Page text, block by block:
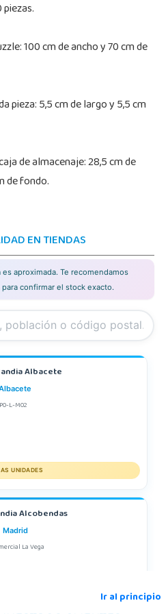
100 cm de ancho y 70 cm de
pieza: 5,5 cm de largo y 5,5 cm
de almacenaje: 28,5 cm de
de fondo.
EN TIENDAS
aproximada. Te recomendamos
confirmar el stock exacto.
Albacete
L-M02
UNIDADES
Alcobendas
Madrid
La Vega
Ir al principio